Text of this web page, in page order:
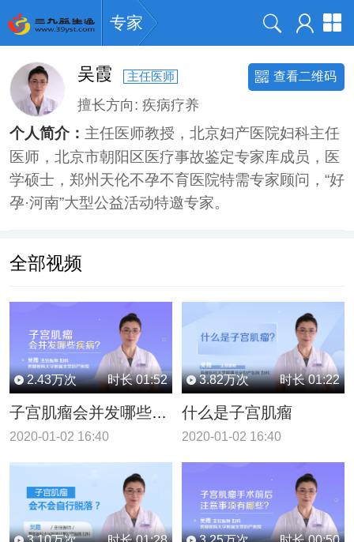
专家
吴霞 主任医师
擅长方向: 疾病疗养
个人简介： 主任医师教授，北京妇产医院妇科主任
医师，北京市朝阳区医疗事故鉴定专家库成员，医
学硕士，郑州天伦不孕不育医院特需专家顾问，“好
孕·河南”大型公益活动特邀专家。
查看二维码
全部视频
2.43万次 时长 01:52
子宫肌瘤会并发哪些疾病
2020-01-02 16:40
3.82万次 时长 01:22
什么是子宫肌瘤
2020-01-02 16:40